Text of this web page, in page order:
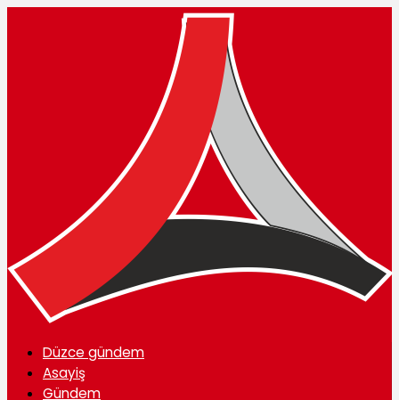
Düzce gündem
Asayiş
Gündem